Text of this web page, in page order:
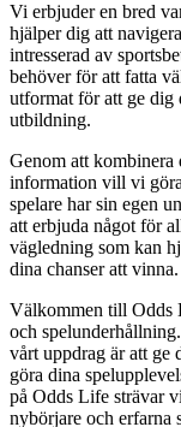
Vi erbjuder en bred
hjälper dig att
intresserad av
behöver för att fatta
utformat för att ge dig
utbildning.
Genom att kombinera
information vill vi
spelare har sin egen
att erbjuda något för
vägledning som kan
dina chanser att vinna.
Välkommen till Odds
och
vårt uppdrag är att ge
göra dina
på Odds Life strävar
nybörjare och erfarna